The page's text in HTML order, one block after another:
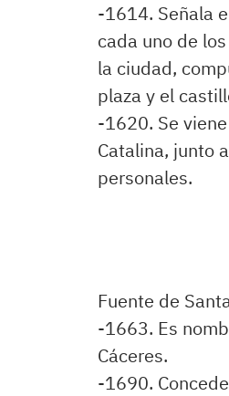
-1614. Señala
cada uno de
la ciudad,
plaza y el
-1620. Se
Catalina, junto
personales.
Fuente de
-1663. Es
Cáceres.
-1690.